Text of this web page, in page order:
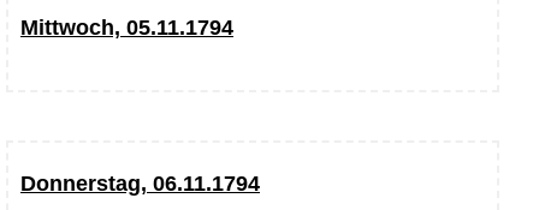
Mittwoch, 05.11.1794
Donnerstag, 06.11.1794